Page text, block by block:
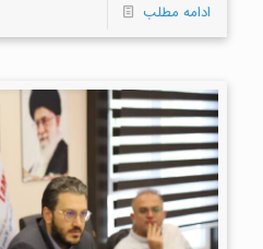
ادامه مطلب